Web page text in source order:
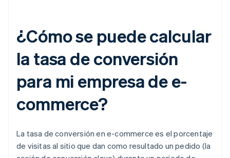
¿Cómo se puede calcular
la tasa de conversión
para mi empresa de e-
commerce?
La tasa de conversión en e-commerce es el porcentaje
de visitas al sitio que dan como resultado un pedido (la